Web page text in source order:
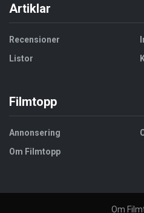
Artiklar
Recensioner
Listor
Filmtopp
Annonsering
Om Filmtopp
Om